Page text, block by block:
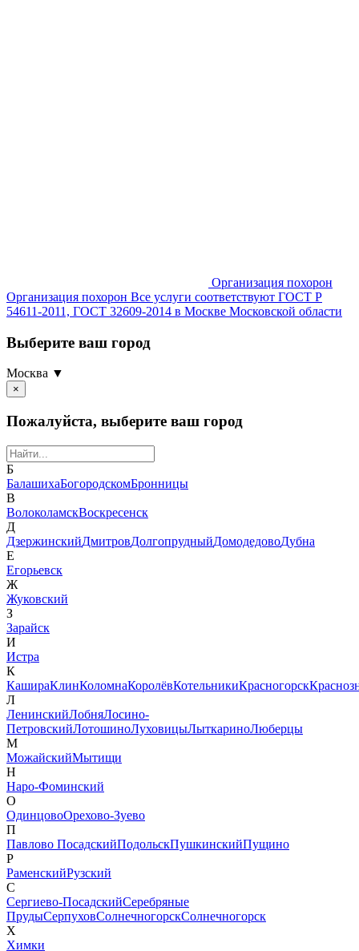
Организация похорон
Организация похорон Все услуги соответствуют ГОСТ Р
54611-2011, ГОСТ 32609-2014 в Москве Московской области
Выберите ваш город
Москва ▼
×
Пожалуйста, выберите ваш город
Б
БалашихаБогородскомБронницы
В
ВолоколамскВоскресенск
Д
ДзержинскийДмитровДолгопрудныйДомодедовоДубна
Е
Егорьевск
Ж
Жуковский
З
Зарайск
И
Истра
К
КашираКлинКоломнаКоролёвКотельникиКрасногорск
Л
ЛенинскийЛобняЛосино-
ПетровскийЛотошиноЛуховицыЛыткариноЛюберцы
М
МожайскийМытищи
Н
Наро-Фоминский
О
ОдинцовоОрехово-Зуево
П
Павлово ПосадскийПодольскПушкинскийПущино
Р
РаменскийРузский
С
Сергиево-ПосадскийСеребряные
ПрудыСерпуховСолнечногорскСолнечногорск
Х
Химки